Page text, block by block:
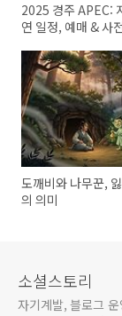
2025 경주 APEC:
연 일정, 예매 & 사
도깨비와 나무꾼,
의 의미
소셜스토리
자기계발, 블로그